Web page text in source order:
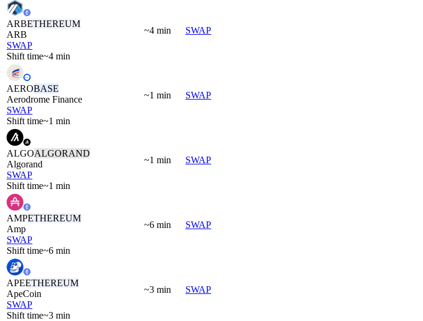
ARBETHEREUM
ARB
SWAP
Shift time~4 min
~4 min SWAP
AEROBASE
Aerodrome Finance
SWAP
Shift time~1 min
~1 min SWAP
ALGOALGORAND
Algorand
SWAP
Shift time~1 min
~1 min SWAP
AMPETHEREUM
Amp
SWAP
Shift time~6 min
~6 min SWAP
APEETHEREUM
ApeCoin
SWAP
Shift time~3 min
~3 min SWAP